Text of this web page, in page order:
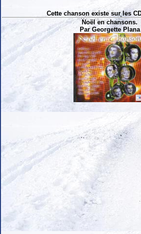
Cette chanson existe sur les
Noël en chansons.
Par Georgette Plana